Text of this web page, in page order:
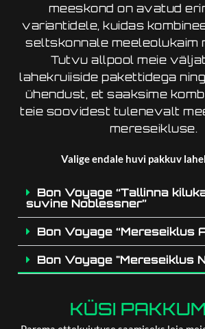
meeskond on avatud
variantidele, kuidas
seltskonnale meeleolukaim
Tutvu allpool meie
lahekruiiside pakettidega
ühendust, et saaksime
teie soovidest tulenevalt
mereseikluse.
Valige endale huvi pakkuv
Bon Voyage “Tallinna
suvine Noblessner”
Bon Voyage “Mereseiklus
Bon Voyage "Mereseiklus
KÜSI